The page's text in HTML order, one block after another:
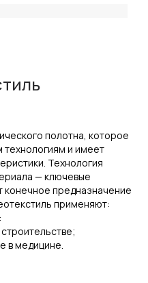
полотна, которое
технологиям и имеет
Технология
— ключевые
предназначение
применяют:
в медицине.